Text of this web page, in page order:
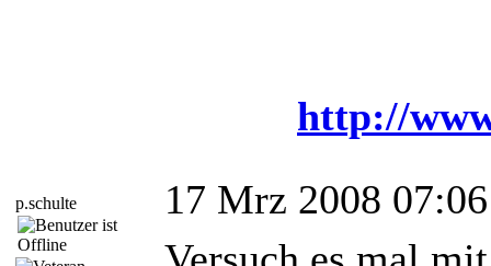
http://
p.schulte
17 Mrz 2008 07:06